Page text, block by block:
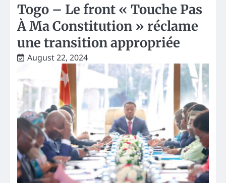
Togo – Le front « Touche Pas
À Ma Constitution » réclame
une transition appropriée
August 22, 2024